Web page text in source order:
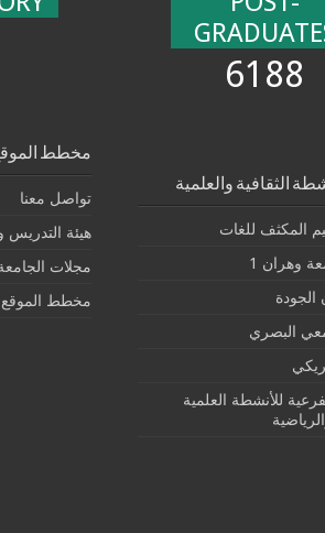
6188
الثقافية والعلمية
المكثف للغات
وهران 1
البصري
للأنشطة العلمية
مخطط
تواصل معنا
هيئة التدريس
مجلات
مخطط الموقع